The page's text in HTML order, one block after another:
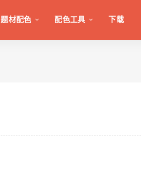
题材配色 配色工具 下载